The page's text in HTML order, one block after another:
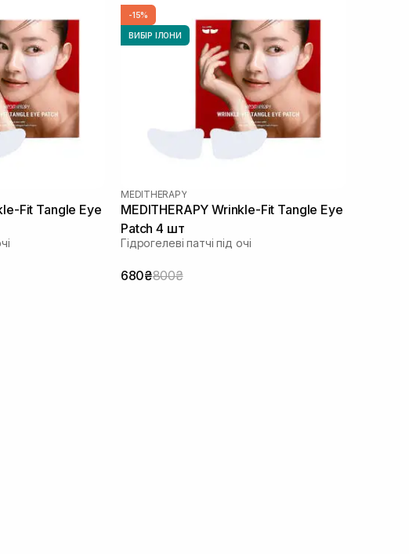
Fit Tangle Eye
-15%
ВИБІР ІЛОНИ
MEDITHERAPY
MEDITHERAPY Wrinkle-Fit Tangle Eye
Patch 4 шт
Гідрогелеві патчі під очі
680₴800₴